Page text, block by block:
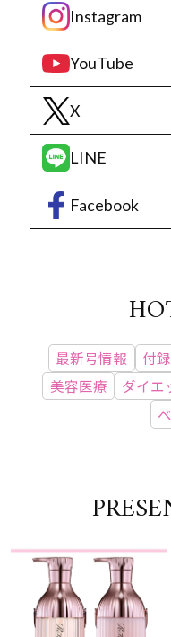
Instagram
YouTube
X
LINE
Facebook
最新号情報 付録
美容医療
ダイエ